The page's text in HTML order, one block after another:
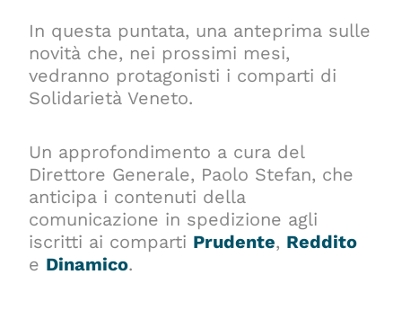
In questa puntata, una anteprima sulle
novità che, nei prossimi mesi,
vedranno protagonisti i comparti di
Solidarietà Veneto.
Un approfondimento a cura del
Direttore Generale, Paolo Stefan, che
anticipa i contenuti della
comunicazione in spedizione agli
iscritti ai comparti Prudente, Reddito
e Dinamico.